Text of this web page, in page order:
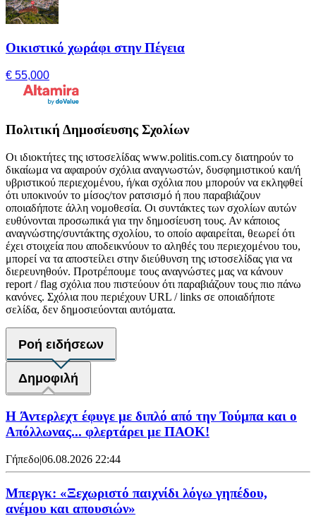
Οικιστικό χωράφι στην Πέγεια
€ 55,000
Πολιτική Δημοσίευσης Σχολίων
Οι ιδιοκτήτες της ιστοσελίδας www.politis.com.cy διατηρούν το
δικαίωμα να αφαιρούν σχόλια αναγνωστών, δυσφημιστικού και/ή
υβριστικού περιεχομένου, ή/και σχόλια που μπορούν να εκληφθεί
ότι υποκινούν το μίσος/τον ρατσισμό ή που παραβιάζουν
οποιαδήποτε άλλη νομοθεσία. Οι συντάκτες των σχολίων αυτών
ευθύνονται προσωπικά για την δημοσίευση τους. Αν κάποιος
αναγνώστης/συντάκτης σχολίου, το οποίο αφαιρείται, θεωρεί ότι
έχει στοιχεία που αποδεικνύουν το αληθές του περιεχομένου του,
μπορεί να τα αποστείλει στην διεύθυνση της ιστοσελίδας για να
διερευνηθούν. Προτρέπουμε τους αναγνώστες μας να κάνουν
report / flag σχόλια που πιστεύουν ότι παραβιάζουν τους πιο πάνω
κανόνες. Σχόλια που περιέχουν URL / links σε οποιαδήποτε
σελίδα, δεν δημοσιεύονται αυτόματα.
Ροή ειδήσεων
Δημοφιλή
H Άντερλεχτ έφυγε με διπλό από την Τούμπα και ο
Απόλλωνας... φλερτάρει με ΠΑΟΚ!
Γήπεδο|06.08.2026 22:44
Μπεργκ: «Ξεχωριστό παιχνίδι λόγω γηπέδου,
ανέμου και απουσιών»